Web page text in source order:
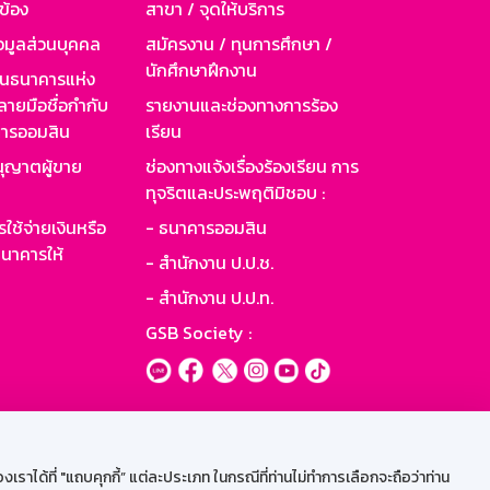
ได้ที่ "แถบคุกกี้” แต่ละประเภท ในกรณีที่ท่านไม่ทำการเลือกจะถือว่าท่าน
อง
มูลส่วนบุคคล
นาคารแห่ง
ายมือชื่อกำกับ
รออมสิน
ญาตผู้ขาย
ช้จ่ายเงินหรือ
คารให้
สาขา / จุดให้บริการ
สมัครงาน / ทุนการศึกษา /
นักศึกษาฝึกงาน
รายงานและช่องทางการร้อง
เรียน
ช่องทางแจ้งเรื่องร้องเรียน การ
ทุจริตและประพฤติมิชอบ :
- ธนาคารออมสิน
- สำนักงาน ป.ป.ช.
- สำนักงาน ป.ป.ท.
GSB Society :